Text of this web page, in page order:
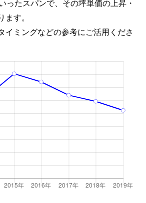
ったスパンで、その坪単価の上昇・
す。
イミングなどの参考にご活用くださ